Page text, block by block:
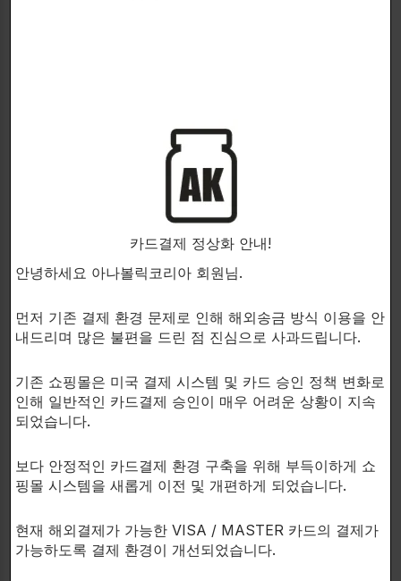
액상형태의 에피스텐!
빠르게 흡수되고 작용하는 액상형태의 에피
스텐!
액상형태로 빠르게 흡수되고 작용하는 에피스텐이 동화
작용효과를 경험하십시오.
복용 방법:
하루에 1ml를 초과하여 복용하지마십시오.
카드결제 정상화 안내!
안녕하세요 아나볼릭코리아 회원님.
먼저 기존 결제 환경 문제로 인해 해외송금 방식 이용을 안
내드리며 많은 불편을 드린 점 진심으로 사과드립니다.
기존 쇼핑몰은 미국 결제 시스템 및 카드 승인 정책 변화로
인해 일반적인 카드결제 승인이 매우 어려운 상황이 지속
되었습니다.
보다 안정적인 카드결제 환경 구축을 위해 부득이하게 쇼
핑몰 시스템을 새롭게 이전 및 개편하게 되었습니다.
현재 해외결제가 가능한 VISA / MASTER 카드의 결제가
가능하도록 결제 환경이 개선되었습니다.